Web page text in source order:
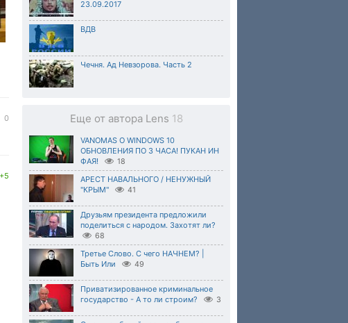
23.09.2017
ВДВ
Чечня. Ад Невзорова. Часть 2
Еще от автора Lens 18
VANOMAS О WINDOWS 10
ОБНОВЛЕНИЯ ПО 3 ЧАСА! ПУКАН ИН
ФАЯ!
18
АРЕСТ НАВАЛЬНОГО / НЕНУЖНЫЙ
"КРЫМ"
41
Друзьям президента предложили
поделиться с народом. Захотят ли?
68
Третье Слово. С чего НАЧНЕМ? |
Быть Или
49
Приватизированное криминальное
государство - А то ли строим?
3
0
+5